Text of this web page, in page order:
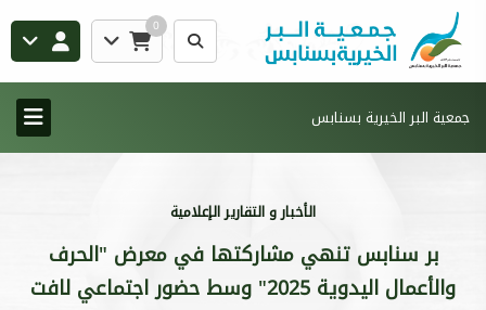
0
جمعية البر الخيرية بسنابس
الأخبار و التقارير الإعلامية
بر سنابس تنهي مشاركتها في معرض "الحرف
والأعمال اليدوية 2025" وسط حضور اجتماعي لافت